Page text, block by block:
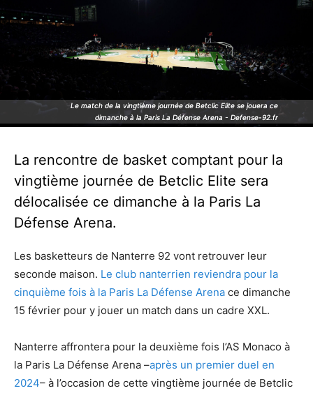
Le match de la vingtième journée de Betclic Elite se jouera ce
dimanche à la Paris La Défense Arena - Defense-92.fr
Le match de la vingtième journée de Betclic Elite se jouera ce
dimanche à la Paris La Défense Arena - Defense-92.fr
La rencontre de basket comptant pour la
vingtième journée de Betclic Elite sera
délocalisée ce dimanche à la Paris La
Défense Arena.
Les basketteurs de Nanterre 92 vont retrouver leur
seconde maison. Le club nanterrien reviendra pour la
cinquième fois à la Paris La Défense Arena ce dimanche
15 février pour y jouer un match dans un cadre XXL.
Nanterre affrontera pour la deuxième fois l’AS Monaco à
la Paris La Défense Arena –après un premier duel en
2024– à l’occasion de cette vingtième journée de Betclic